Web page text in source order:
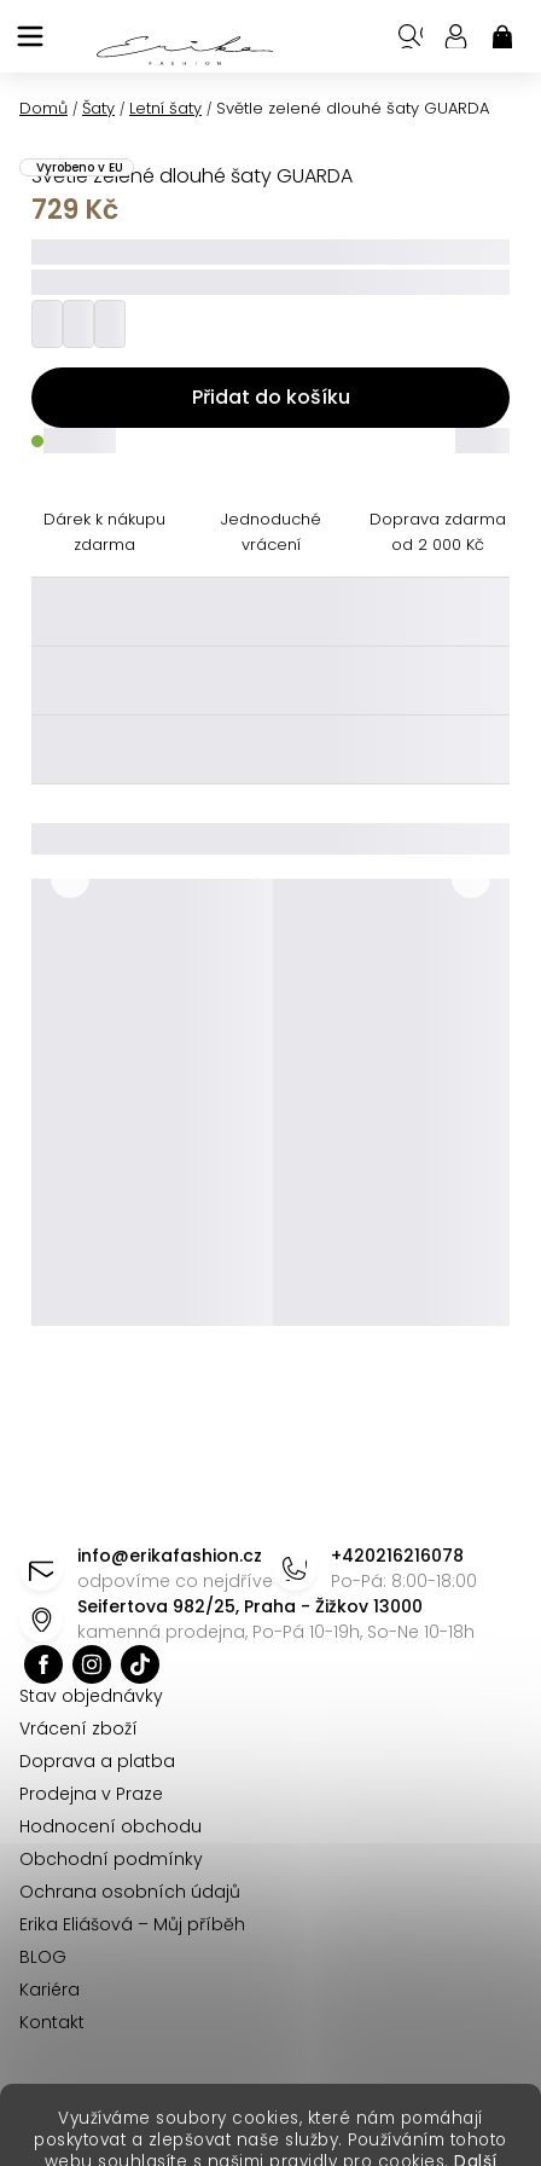
Využíváme soubory cookies, které nám pomáhají
poskytovat a zlepšovat naše služby. Používáním tohoto
na
Domů / Šaty / Letní šaty / Světle zelené dlouhé šaty GUARDA
Světle zelené dlouhé šaty GUARDA
Vyrobeno v EU
729 Kč
Přidat do košíku
Dárek k nákupu
zdarma
Jednoduché
vrácení
Doprava zdarma
od 2 000 Kč
info@erikafashion.cz
odpovíme co nejdříve
+420216216078
Po-Pá: 8:00-18:00
Seifertova 982/25, Praha - Žižkov 13000
kamenná prodejna, Po-Pá 10-19h, So-Ne 10-18h
Stav objednávky
Vrácení zboží
Doprava a platba
Prodejna v Praze
Hodnocení obchodu
Obchodní podmínky
Ochrana osobních údajů
Erika Eliášová – Můj příběh
BLOG
Kariéra
Kontakt
Copyright 2026Erika Fashion. Všechna práva vyhrazena.
erikafashion.sk